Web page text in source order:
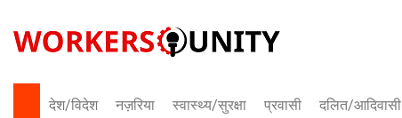
content
देश/विदेश नज़रिया स्वास्थ्य/सुरक्षा प्रवासी दलित/आदिवासी